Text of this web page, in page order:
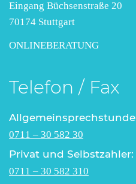
Eingang Büchsenstraße 20
70174 Stuttgart
ONLINEBERATUNG
Telefon / Fax
0711 – 30 582 30
Privat und Selbstzahler:
0711 – 30 582 310